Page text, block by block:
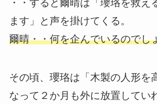
・・すると爾晴は「瓔珞を救え
ます」と声を掛けてくる。
爾晴・・何を企んでいるのでし
その頃、瓔珞は「木製の人形を
なって２か月も外に放置してい